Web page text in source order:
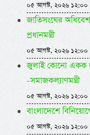
০৫ আগস্ট, ২০২৬ ১২:০০
জাতিসংঘের
প্রধানমন্ত্রী
০৫ আগস্ট, ২০২৬ ১২:০০
জুলাই কোনো একক
-সমাজকল্যাণমন্ত্রী
০৫ আগস্ট, ২০২৬ ১২:০০
বাংলাদেশে
০৫ আগস্ট, ২০২৬ ১২:০০